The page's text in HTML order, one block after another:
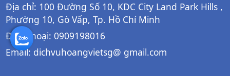
Địa chỉ: 100 Đường Số 10, KDC City Land Park Hills ,
Phường 10, Gò Vấp, Tp. Hồ Chí Minh
Điện thoại: 0909198016
Email: dichvuhoangvietsg@ gmail.com